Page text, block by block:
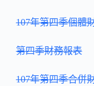
107年第四季個體
第四季財務報表
107年第四季合併